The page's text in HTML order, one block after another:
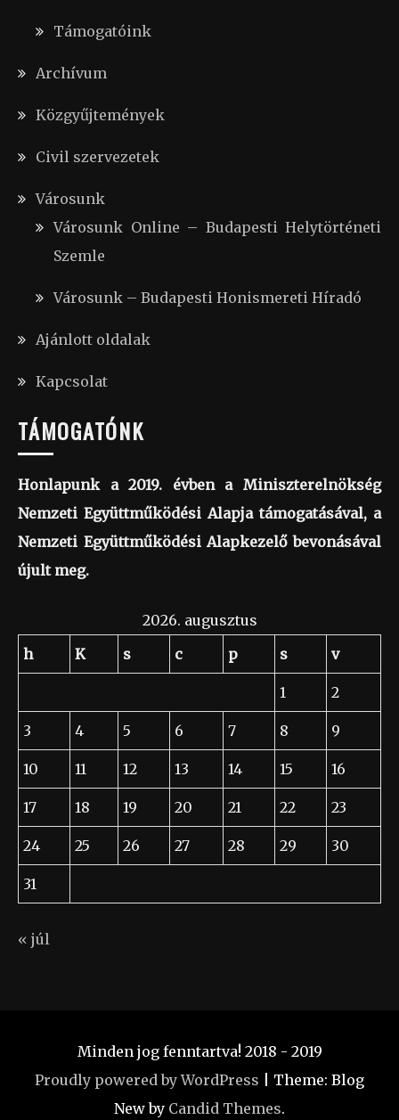
Támogatóink
Archívum
Közgyűjtemények
Civil szervezetek
Városunk
Városunk Online – Budapesti Helytörténeti
Szemle
Városunk – Budapesti Honismereti Híradó
Ajánlott oldalak
Kapcsolat
TÁMOGATÓNK
Honlapunk a 2019. évben a Miniszterelnökség
Nemzeti Együttműködési Alapja támogatásával, a
Nemzeti Együttműködési Alapkezelő bevonásával
újult meg.
2026. augusztus
h
K s c p s v
1 2
3 4 5 6 7 8 9
10 11 12 13 14 15 16
17 18 19 20 21 22 23
24 25 26 27 28 29 30
31
« júl
Minden jog fenntartva! 2018 - 2019
Proudly powered by WordPress
Theme: Blog
New by Candid Themes.